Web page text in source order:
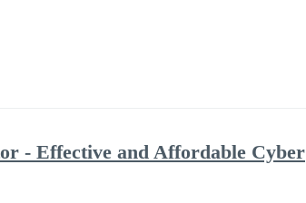
- Effective and Affordable Cyber